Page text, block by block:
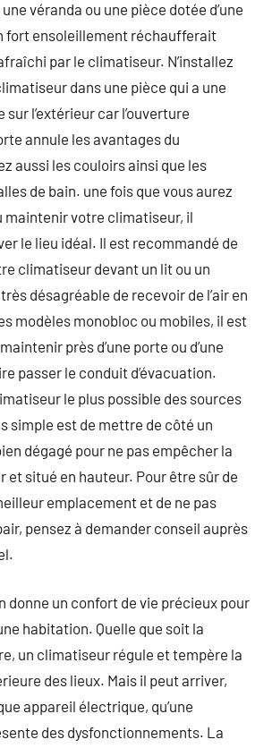
véranda ou une pièce dotée d’une
fort ensoleillement réchaufferait
par le climatiseur. N’installez
dans une pièce qui a une
l’extérieur car l’ouverture
annule les avantages du
aussi les couloirs ainsi que les
de bain. une fois que vous aurez
maintenir votre climatiseur, il
le lieu idéal. Il est recommandé de
climatiseur devant un lit ou un
désagréable de recevoir de l’air en
modèles monobloc ou mobiles, il est
près d’une porte ou d’une
passer le conduit d’évacuation.
le plus possible des sources
simple est de mettre de côté un
dégagé pour ne pas empêcher la
et situé en hauteur. Pour être sûr de
emplacement et de ne pas
pensez à demander conseil auprès
donne un confort de vie précieux pour
habitation. Quelle que soit la
un climatiseur régule et tempère la
des lieux. Mais il peut arriver,
appareil électrique, qu’une
des dysfonctionnements. La